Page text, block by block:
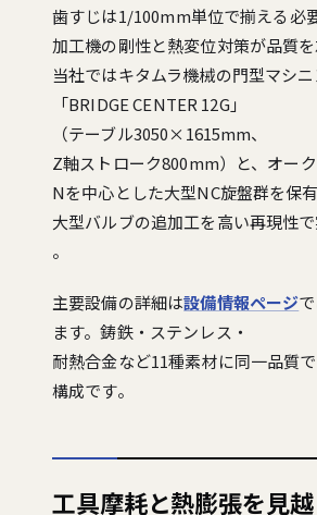
歯すじは1/100mm単位で揃える必
加工機の剛性と熱変位対策が品質を
当社ではキタムラ機械の門型マシ
「BRIDGE CENTER 12G」
（テーブル3050×1615mm、
Z軸ストローク800mm）と、オー
Nを中心とした大型NC旋盤群を保有
大型バルブの追加工を高い再現性
。
主要設備の詳細は設備情報ページ
ます。鋳鉄・ステンレス・
耐熱合金など11種素材に同一品質
構成です。
工具摩耗と熱膨張を見